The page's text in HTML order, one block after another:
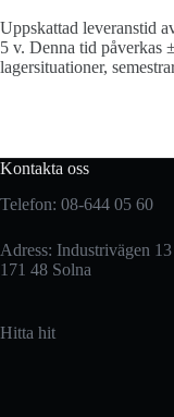
Uppskattad leveranstid
5 v. Denna tid påverkas
lagersituationer,
Kontakta oss
Telefon: 08-644 05 60
Adress: Industrivägen 13
171 48 Solna
Hitta hit